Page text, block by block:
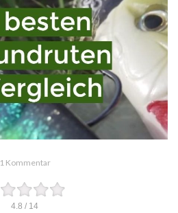
1 Kommentar
4.8 / 14